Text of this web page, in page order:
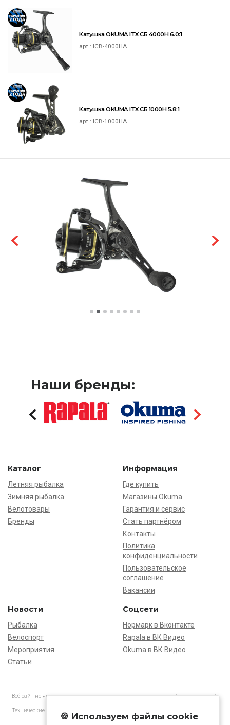
Катушка OKUMA ITX СБ 4000H 6.0:1
арт.: ICB-4000HA
Катушка OKUMA ITX СБ 1000H 5.8:1
арт.: ICB-1000HA
Наши бренды:
Каталог
Летняя рыбалка
Зимняя рыбалка
Велотовары
Бренды
Информация
Где купить
Магазины Okuma
Гарантия и сервис
Стать партнёром
Контакты
Политика
конфиденциальности
Пользовательское
соглашение
Вакансии
Новости
Рыбалка
Велоспорт
Мероприятия
Статьи
Соцсети
Нормарк в Вконтакте
Rapala в ВК Видео
Okuma в ВК Видео
Веб-сайт не является основанием для предъявления претензий и рекламаций,
Технические характеристики товаров могут отличаться от указанных на сайте.
АО «Нормарк» ИНН 7728172512 ОГРН 1037739603505
🍪 Используем файлы cookie